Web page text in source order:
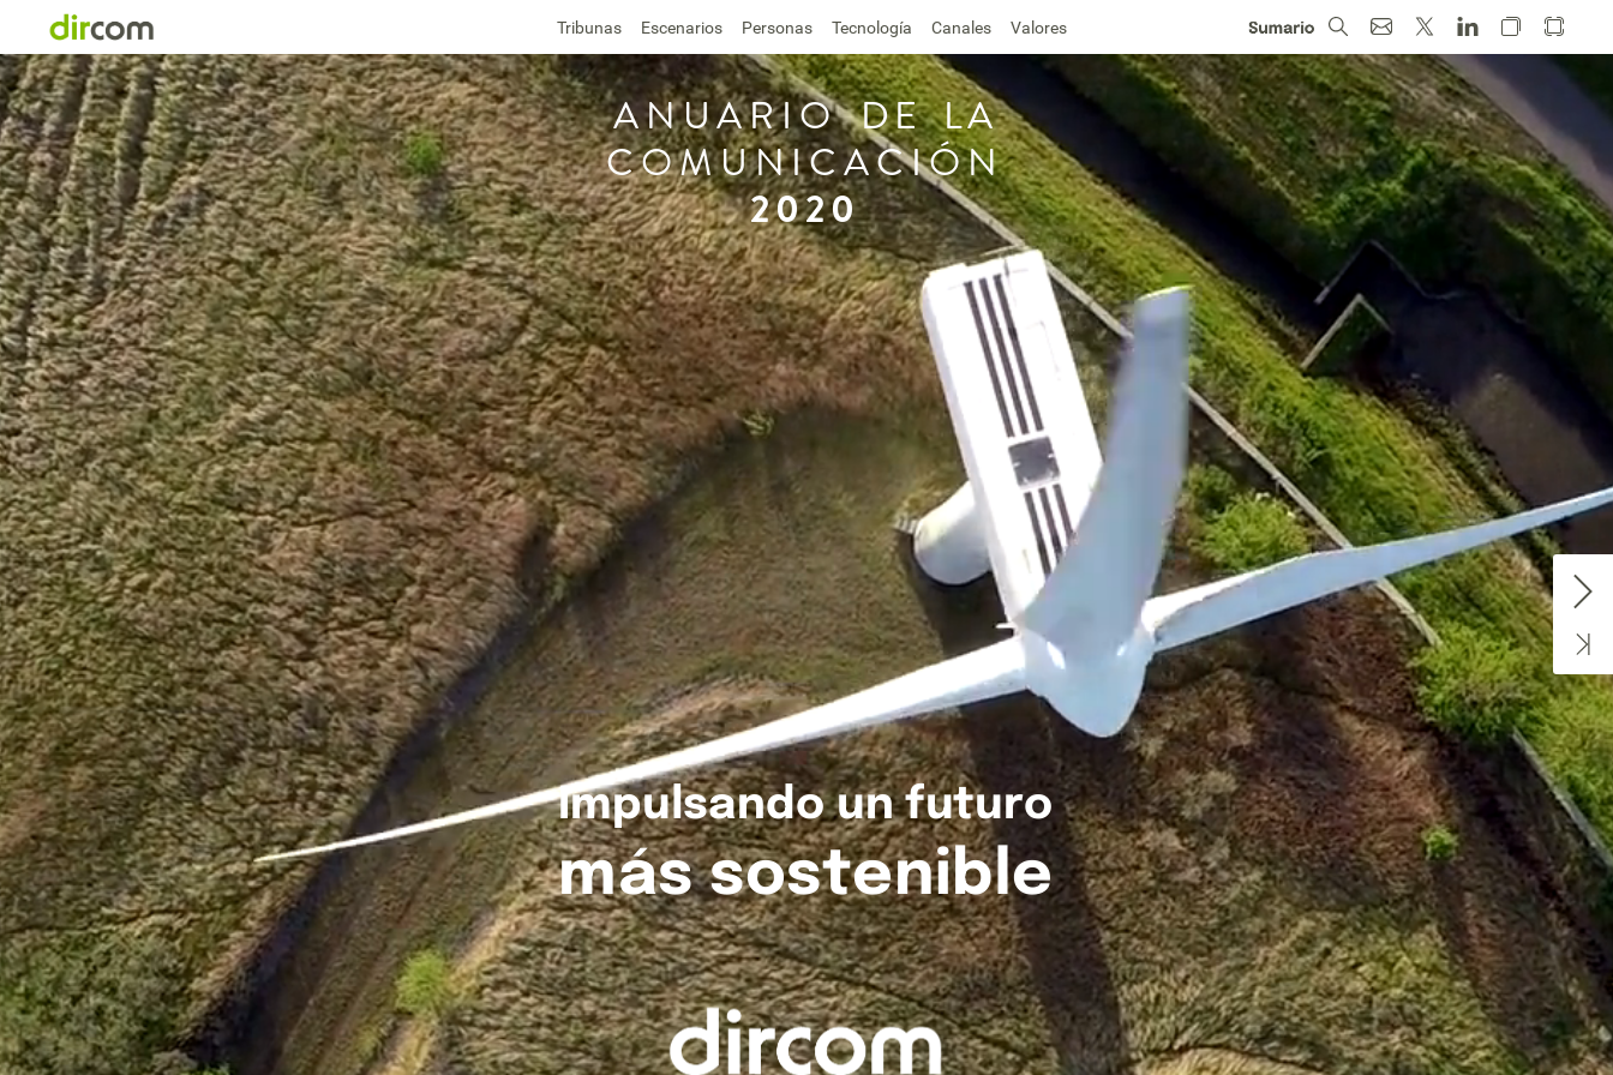
Tribunas Escenarios Personas Tecnología Canales Valores
ANUARIO DE LA
COMUNICACIÓN
2020
Impulsando un futuro
más sostenible